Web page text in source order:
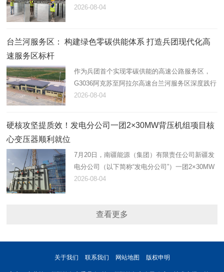
线，一室两站三厂（二期）、老塔水处职工文化中
2026-08-04
台兰河服务区： 构建绿色零碳供能体系 打造兵团现代化高
速服务区标杆
作为兵团首个实现零碳供能的高速公路服务区，
G3036阿克苏至阿拉尔高速台兰河服务区深度践行
绿色交通发展理念，以清洁能源赋能智慧运营，以
2026-08-04
硬核攻坚提质效！发电分公司一团2×30MW背压机组项目核
心变压器顺利就位
7月20日，南疆能源（集团）有限责任公司新疆发
电分公司（以下简称“发电分公司”）一团2×30MW
背压机组项目建设迎来重大阶段性节点，启备变、
2026-08-04
查看更多
关于我们 联系我们 网站地图 版权申明